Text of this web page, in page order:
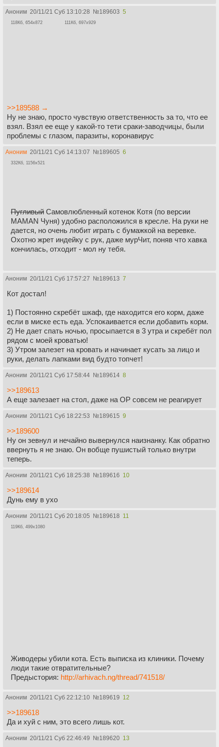
Аноним 20/11/21 Суб 13:10:28 №189603 5
118Кб, 654x872 111Кб, 697x929
>>189588 →
Ну не знаю, просто чувствую ответственность за то, что ее
взял. Взял ее еще у какой-то тети сраки-заводчицы, были
проблемы с глазом, паразиты, коронавирус
Аноним 20/11/21 Суб 14:13:07 №189605 6
332Кб, 1156x521
Пугливый Самовлюбленный котенок Котя (по версии
МАМАN Чуня) удобно расположился в кресле. На руки не
дается, но очень любит играть с бумажкой на веревке.
Охотно жрет индейку с рук, даже мурЧит, поняв что хавка
кончилась, отходит - мол ну тебя.
Аноним 20/11/21 Суб 17:57:27 №189613 7
Кот достал!
1) Постоянно скребёт шкаф, где находится его корм, даже
если в миске есть еда. Успокаивается если добавить корм.
2) Не дает спать ночью, просыпается в 3 утра и скребёт пол
рядом с моей кроватью!
3) Утром залезет на кровать и начинает кусать за лицо и
руки, делать лапками вид будто топчет!
Аноним 20/11/21 Суб 17:58:44 №189614 8
>>189613
А еще залезает на стол, даже на ОР совсем не реагирует
Аноним 20/11/21 Суб 18:22:53 №189615 9
>>189600
Ну он зевнул и нечайно вывернулся наизнанку. Как обратно
ввернуть я не знаю. Он вобще пушистый только внутри
теперь.
Аноним 20/11/21 Суб 18:25:38 №189616 10
>>189614
Дунь ему в ухо
Аноним 20/11/21 Суб 20:18:05 №189618 11
119Кб, 499x1080
Живодеры убили кота. Есть выписка из клиники. Почему
люди такие отвратительные?
Предыстория: http://arhivach.ng/thread/741518/
Аноним 20/11/21 Суб 22:12:10 №189619 12
>>189618
Да и хуй с ним, это всего лишь кот.
Аноним 20/11/21 Суб 22:46:49 №189620 13